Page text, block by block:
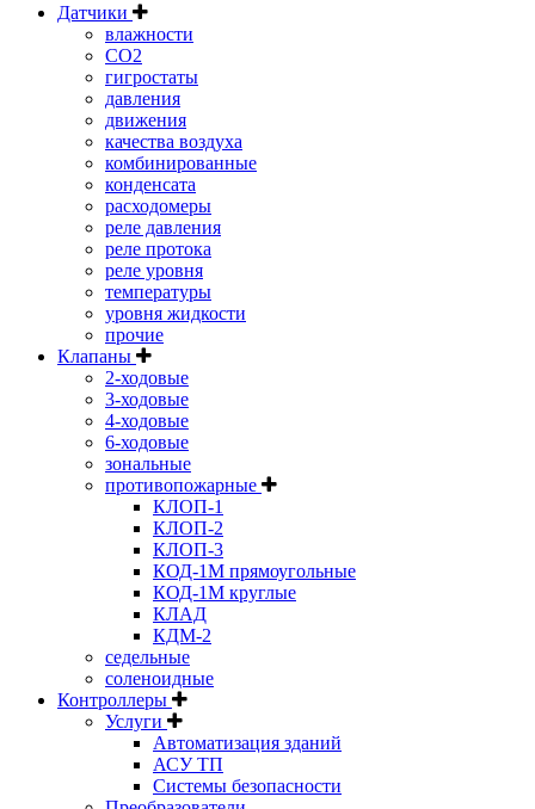
Датчики
влажности
CO2
гигростаты
давления
движения
качества воздуха
комбинированные
конденсата
расходомеры
реле давления
реле протока
реле уровня
температуры
уровня жидкости
прочие
Клапаны
2-ходовые
3-ходовые
4-ходовые
6-ходовые
зональные
противопожарные
КЛОП-1
КЛОП-2
КЛОП-3
КОД-1М прямоугольные
КОД-1М круглые
КЛАД
КДМ-2
седельные
соленоидные
Контроллеры
Услуги
Автоматизация зданий
АСУ ТП
Системы безопасности